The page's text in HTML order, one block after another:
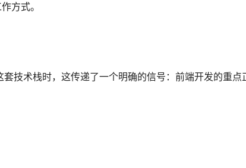
方式。
技术栈时，这传递了一个明确的信号：前端开发的重点